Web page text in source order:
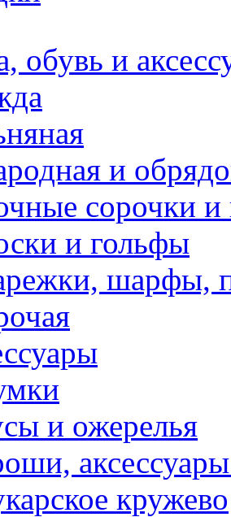
обувь и
и
сорочки
и гольфы
шарфы,
и ожерелья
кружево